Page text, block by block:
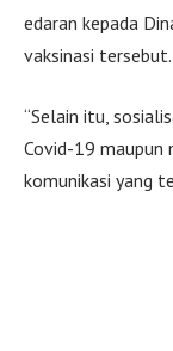
edaran kepada
vaksinasi tersebut.
“Selain itu,
Covid-19 maupun
komunikasi yang